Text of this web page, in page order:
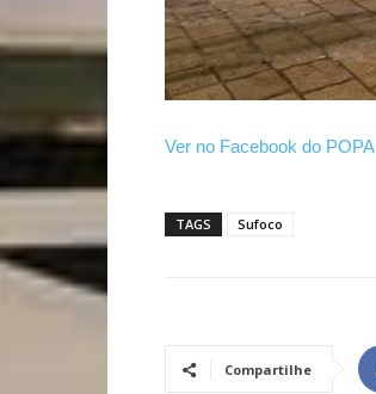
Ver no Facebook do POPA
TAGS Sufoco
Compartilhe